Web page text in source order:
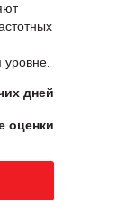
дней
оценки